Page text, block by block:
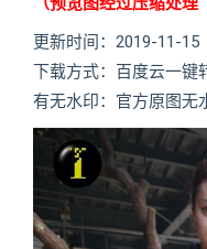
更新时间：2019-11-15
下载方式：百度云一键
有无水印：官方原图无